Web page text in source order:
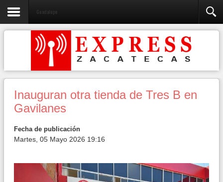
Guadalupe
Inauguran otra tienda de Tres B en
Gavilanes
Fecha de publicación
Martes, 05 Mayo 2026 19:16